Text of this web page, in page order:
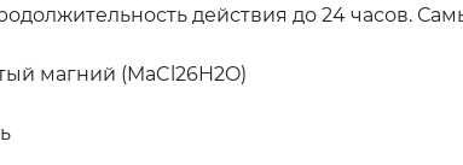
действия до 24 часов.
магний (MaCl26H2O)